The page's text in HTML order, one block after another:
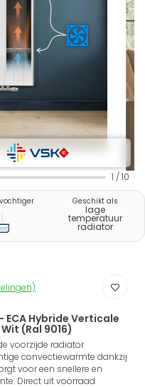
1 / 10
Geschikt als
lage
temperatuur
radiator
ECA Hybride Verticale
(Ral 9016)
voorzijde radiator
convectiewarmte dankzij
voor een snellere en
Direct uit voorraad